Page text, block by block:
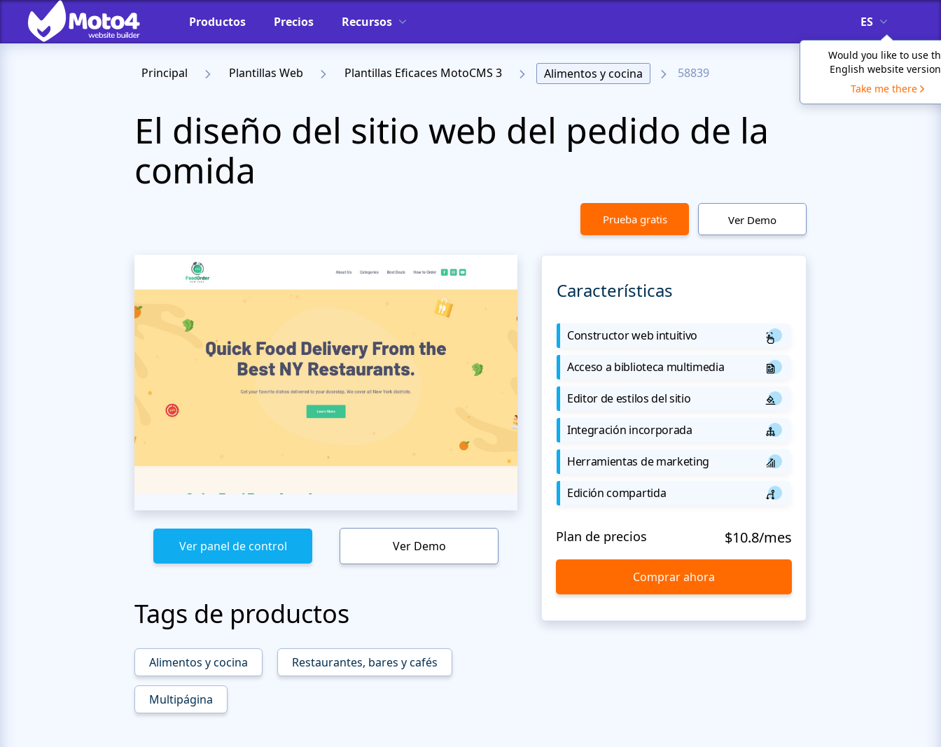
Productos Precios Recursos ES
Would you like to use
English website
Take me there
Principal Plantillas Web Plantillas Eficaces MotoCMS 3 Alimentos y cocina 58839
El diseño del sitio web del pedido de la
comida
Prueba gratis Ver Demo
Ver panel de control Ver Demo
Tags de productos
Alimentos y cocina Restaurantes, bares y cafés
Multipágina
Características
Constructor web intuitivo
Acceso a biblioteca multimedia
Editor de estilos del sitio
Integración incorporada
Herramientas de marketing
Edición compartida
Plan de precios $10.8/mes
Comprar ahora